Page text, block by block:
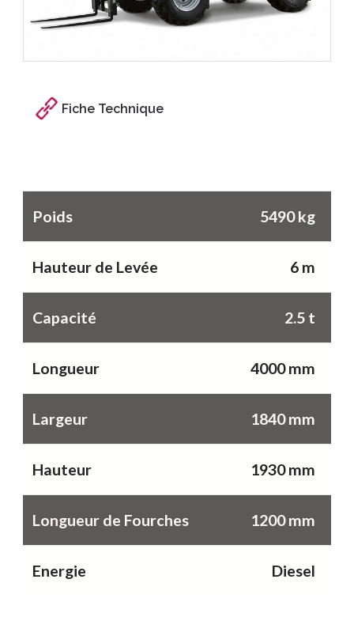
Fiche Technique
Poids 5490 kg
Hauteur de Levée 6 m
Capacité 2.5 t
Longueur 4000 mm
Largeur 1840 mm
Hauteur 1930 mm
Longueur de Fourches 1200 mm
Energie Diesel